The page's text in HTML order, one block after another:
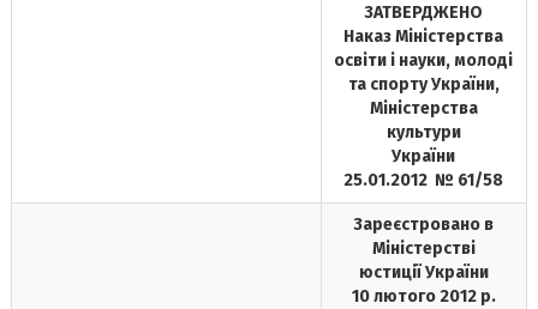
ЗАТВЕРДЖЕНО
Наказ Міністерства
освіти і науки, молоді
та спорту України,
Міністерства
культури
України
25.01.2012 № 61/58
Зареєстровано в
Міністерстві
юстиції України
10 лютого 2012 р.